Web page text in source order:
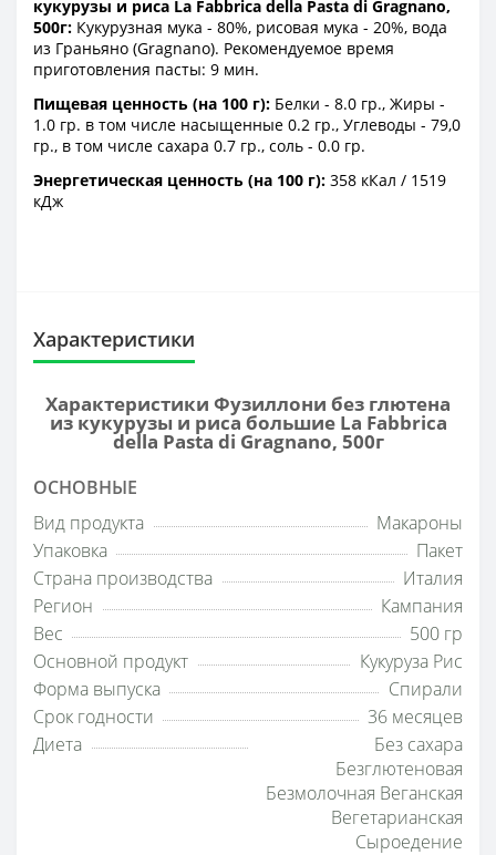
кукурузы и риса La Fabbrica della Pasta di Gragnano,
500г: Кукурузная мука - 80%, рисовая мука - 20%, вода
из Граньяно (Gragnano). Рекомендуемое время
приготовления пасты: 9 мин.
Пищевая ценность (на 100 г): Белки - 8.0 гр., Жиры -
1.0 гр. в том числе насыщенные 0.2 гр., Углеводы - 79,0
гр., в том числе сахара 0.7 гр., соль - 0.0 гр.
Энергетическая ценность (на 100 г): 358 кКал / 1519
кДж
Характеристики
Характеристики Фузиллони без глютена
из кукурузы и риса большие La Fabbrica
della Pasta di Gragnano, 500г
ОСНОВНЫЕ
Вид продукта
Макароны
Упаковка
Пакет
Страна производства
Италия
Регион
Кампания
Вес
500 гр
Основной продукт
Кукуруза Рис
Форма выпуска
Спирали
Срок годности
36 месяцев
Диета
Без сахара
Безглютеновая
Безмолочная Веганская
Вегетарианская
Сыроедение